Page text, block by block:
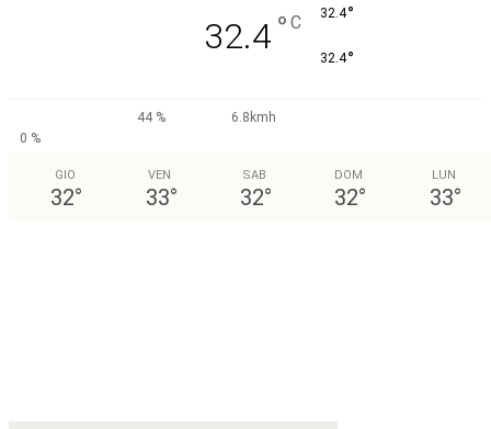
32.4 ° C 32.4°
32.4°
44 %
6.8kmh
0 %
GIO
32°
VEN
33°
SAB
32°
DOM
32°
LUN
33°